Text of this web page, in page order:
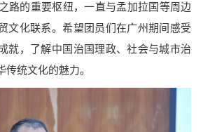
路的重要枢纽，一直与孟加拉国等周边
文化联系。希望团员们在广州期间感受
就，了解中国治国理政、社会与城市治
统文化的魅力。